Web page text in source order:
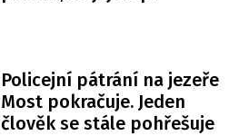
Policejní pátrání na jezeře
Most pokračuje. Jeden
člověk se stále pohřešuje